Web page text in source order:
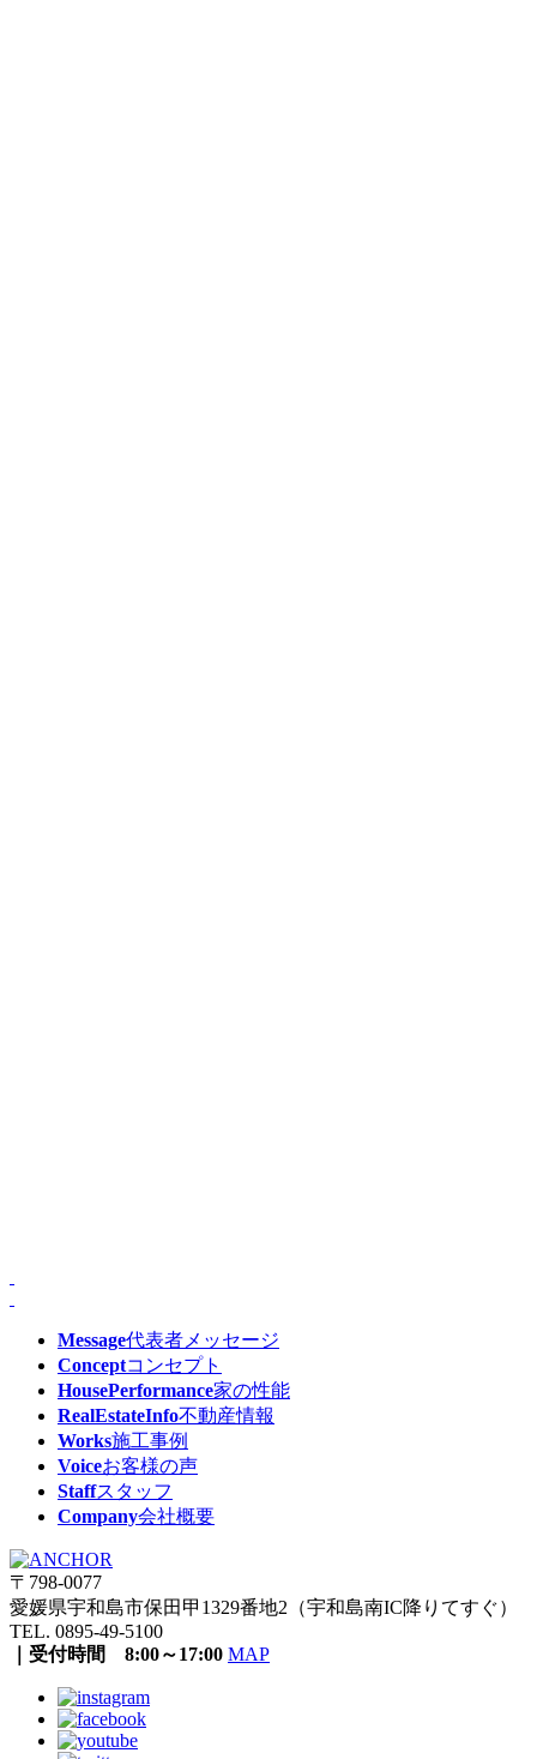
Message代表者メッセージ
Conceptコンセプト
HousePerformance家の性能
RealEstateInfo不動産情報
Works施工事例
Voiceお客様の声
Staffスタッフ
Company会社概要
〒798-0077
愛媛県宇和島市保田甲1329番地2（宇和島南IC降りてすぐ）
TEL. 0895-49-5100
｜受付時間 8:00～17:00 MAP